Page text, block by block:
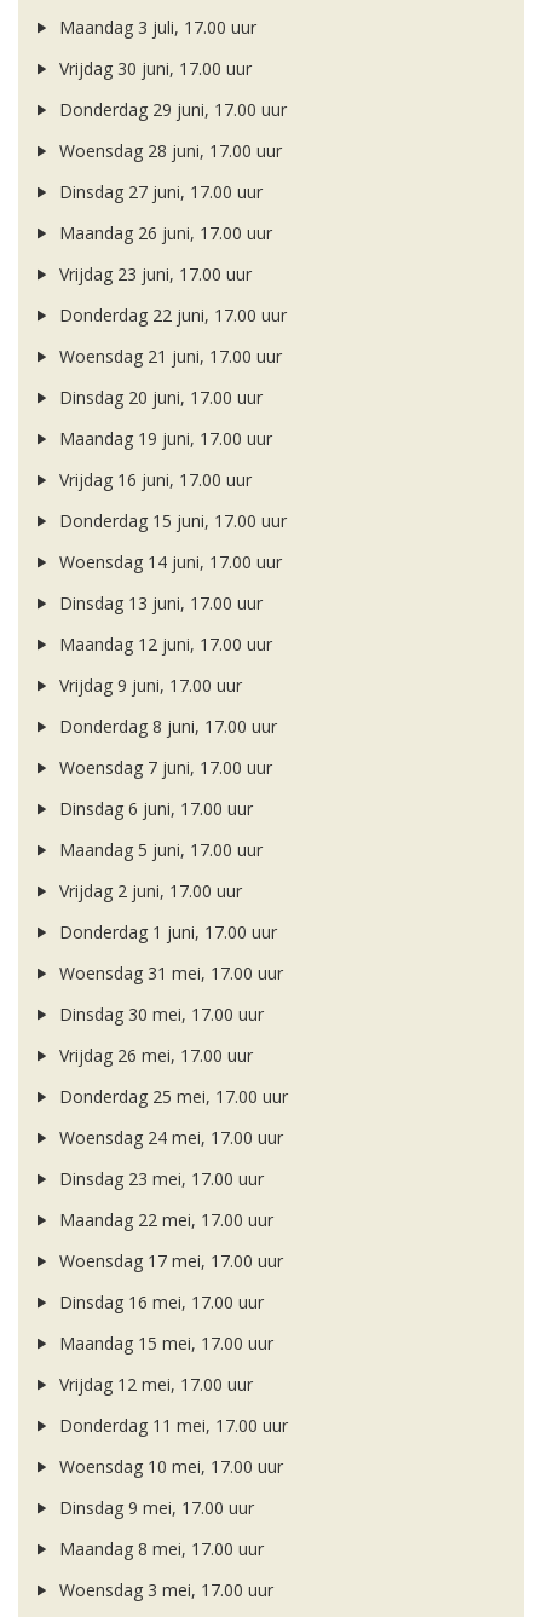
Maandag 3 juli, 17.00 uur
Vrijdag 30 juni, 17.00 uur
Donderdag 29 juni, 17.00 uur
Woensdag 28 juni, 17.00 uur
Dinsdag 27 juni, 17.00 uur
Maandag 26 juni, 17.00 uur
Vrijdag 23 juni, 17.00 uur
Donderdag 22 juni, 17.00 uur
Woensdag 21 juni, 17.00 uur
Dinsdag 20 juni, 17.00 uur
Maandag 19 juni, 17.00 uur
Vrijdag 16 juni, 17.00 uur
Donderdag 15 juni, 17.00 uur
Woensdag 14 juni, 17.00 uur
Dinsdag 13 juni, 17.00 uur
Maandag 12 juni, 17.00 uur
Vrijdag 9 juni, 17.00 uur
Donderdag 8 juni, 17.00 uur
Woensdag 7 juni, 17.00 uur
Dinsdag 6 juni, 17.00 uur
Maandag 5 juni, 17.00 uur
Vrijdag 2 juni, 17.00 uur
Donderdag 1 juni, 17.00 uur
Woensdag 31 mei, 17.00 uur
Dinsdag 30 mei, 17.00 uur
Vrijdag 26 mei, 17.00 uur
Donderdag 25 mei, 17.00 uur
Woensdag 24 mei, 17.00 uur
Dinsdag 23 mei, 17.00 uur
Maandag 22 mei, 17.00 uur
Woensdag 17 mei, 17.00 uur
Dinsdag 16 mei, 17.00 uur
Maandag 15 mei, 17.00 uur
Vrijdag 12 mei, 17.00 uur
Donderdag 11 mei, 17.00 uur
Woensdag 10 mei, 17.00 uur
Dinsdag 9 mei, 17.00 uur
Maandag 8 mei, 17.00 uur
Woensdag 3 mei, 17.00 uur